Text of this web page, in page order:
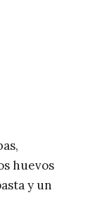
huevos
y un